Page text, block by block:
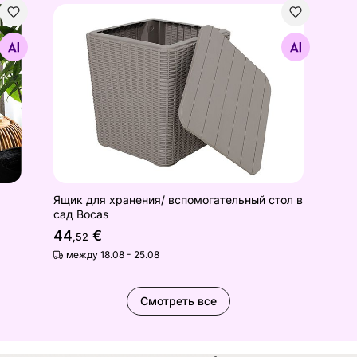
Ящик для хранения/ вспомогательный стол в
Найдите похожие
Ящик для хранения/ вспомогательный стол в
сад Bocas
44,52 €
между 18.08 - 25.08
Смотреть все